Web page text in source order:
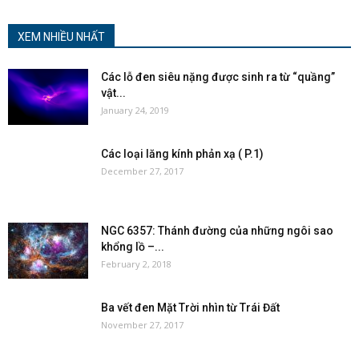
XEM NHIỀU NHẤT
Các lỗ đen siêu nặng được sinh ra từ “quầng”
vật...
January 24, 2019
Các loại lăng kính phản xạ ( P.1)
December 27, 2017
NGC 6357: Thánh đường của những ngôi sao
khổng lồ –...
February 2, 2018
Ba vết đen Mặt Trời nhìn từ Trái Đất
November 27, 2017